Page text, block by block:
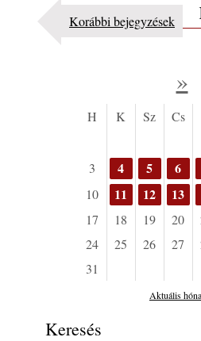
Korábbi bejegyzések
»
H K Sz Cs
3
4 5 6
10 11 12 13
17
18 19 20
24
25 26 27
31
Aktuális
Keresés